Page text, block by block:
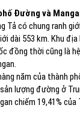
Đường và
Tả có chung ranh
dài 553 km. Khu địa
đồng thời cũng là
năm của thành
lượng đường ở
chiếm 19,41%